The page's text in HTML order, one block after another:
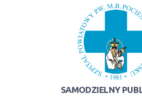
SAMODZIELNY